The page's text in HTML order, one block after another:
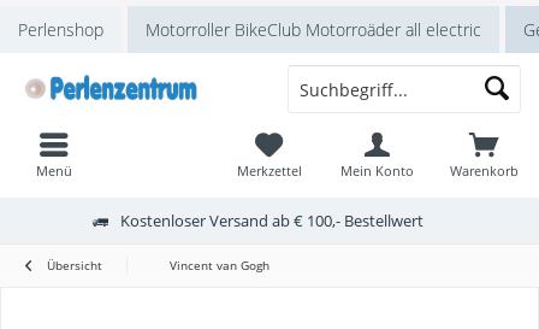
Perlenshop Motorroller BikeClub Motorroäder all electric
Kostenloser Versand ab € 100,- Bestellwert
Warenkorb
Merkzettel Mein Konto
Menü
Übersicht Vincent van Gogh